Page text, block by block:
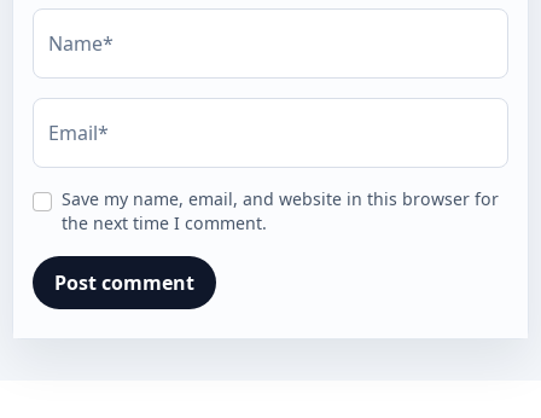
Name*
Email*
Save my name, email, and website in this browser for
the next time I comment.